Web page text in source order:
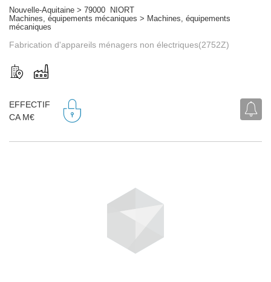
Nouvelle-Aquitaine > 79000 NIORT
Machines, équipements mécaniques > Machines, équipements
mécaniques
Fabrication d'appareils ménagers non électriques(2752Z)
EFFECTIF
CA M€